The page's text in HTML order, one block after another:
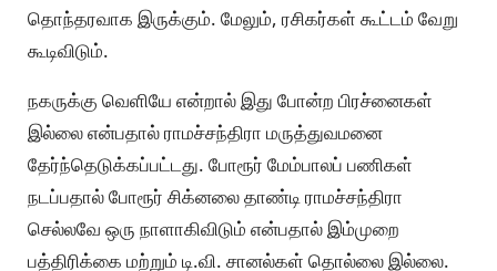
தொந்தரவாக இருக்கும். மேலும், ரசிகர்கள் கூட்டம் வேறு
கூடிவிடும்.
நகருக்கு வெளியே என்றால் இது போன்ற பிரச்னைகள்
இல்லை என்பதால் ராமச்சந்திரா மருத்துவமனை
தேர்ந்தெடுக்கப்பட்டது. போரூர் மேம்பாலப் பணிகள்
நடப்பதால் போரூர் சிக்னலை தாண்டி ராமச்சந்திரா
செல்லவே ஒரு நாளாகிவிடும் என்பதால் இம்முறை
பத்திரிக்கை மற்றும் டி.வி. சானல்கள் தொல்லை இல்லை.